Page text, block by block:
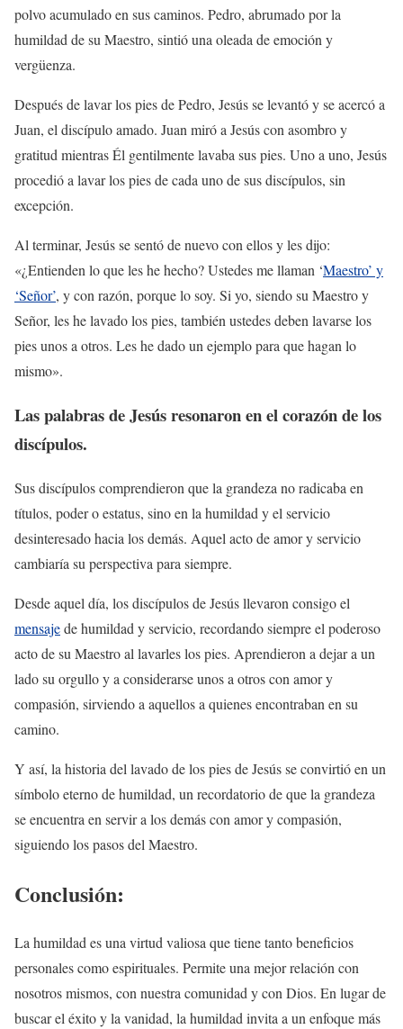
polvo acumulado en sus caminos. Pedro, abrumado por la
humildad de su Maestro, sintió una oleada de emoción y
vergüenza.
Después de lavar los pies de Pedro, Jesús se levantó y se acercó a
Juan, el discípulo amado. Juan miró a Jesús con asombro y
gratitud mientras Él gentilmente lavaba sus pies. Uno a uno, Jesús
procedió a lavar los pies de cada uno de sus discípulos, sin
excepción.
Al terminar, Jesús se sentó de nuevo con ellos y les dijo:
«¿Entienden lo que les he hecho? Ustedes me llaman ‘Maestro’ y
‘Señor’, y con razón, porque lo soy. Si yo, siendo su Maestro y
Señor, les he lavado los pies, también ustedes deben lavarse los
pies unos a otros. Les he dado un ejemplo para que hagan lo
mismo».
Las palabras de Jesús resonaron en el corazón de los
discípulos.
Sus discípulos comprendieron que la grandeza no radicaba en
títulos, poder o estatus, sino en la humildad y el servicio
desinteresado hacia los demás. Aquel acto de amor y servicio
cambiaría su perspectiva para siempre.
Desde aquel día, los discípulos de Jesús llevaron consigo el
mensajede humildad y servicio, recordando siempre el poderoso
acto de su Maestro al lavarles los pies. Aprendieron a dejar a un
lado su orgullo y a considerarse unos a otros con amor y
compasión, sirviendo a aquellos a quienes encontraban en su
camino.
Y así, la historia del lavado de los pies de Jesús se convirtió en un
símbolo eterno de humildad, un recordatorio de que la grandeza
se encuentra en servir a los demás con amor y compasión,
siguiendo los pasos del Maestro.
Conclusión:
La humildad es una virtud valiosa que tiene tanto beneficios
personales como espirituales. Permite una mejor relación con
nosotros mismos, con nuestra comunidad y con Dios. En lugar de
buscar el éxito y la vanidad, la humildad invita a un enfoque más